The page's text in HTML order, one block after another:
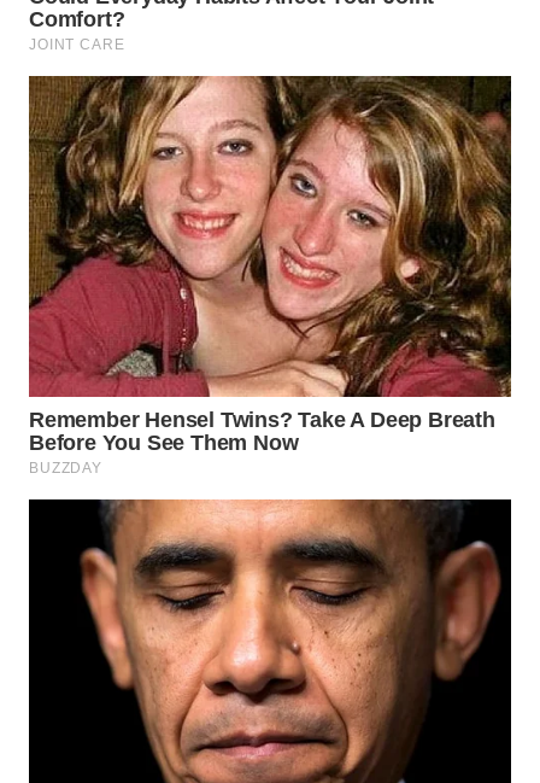
WAHANA
NEWS
WAHANA
TANI
WAHANA
ADVOKAT
WAHANA
INFRASTRUKTUR
WAHANA
KONSUMEN
WAHANA
WAHANA
TRAVEL
WAHANA
WAHANANEWS